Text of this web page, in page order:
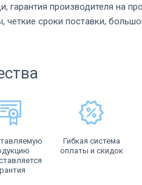
гарантия производителя на
сроки поставки,
Гибкая система
оплаты и скидок